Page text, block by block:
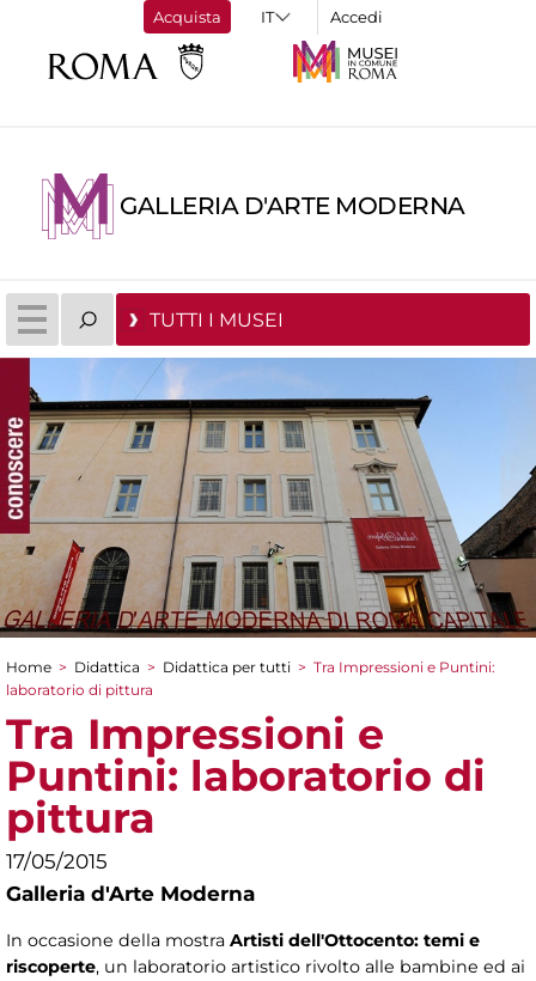
Acquista Accedi
GALLERIA D'ARTE MODERNA
TUTTI I MUSEI
Tu sei qui
Home > Didattica > Didattica per tutti > Tra Impressioni e Puntini:
laboratorio di pittura
Tra Impressioni e
Puntini: laboratorio di
pittura
17/05/2015
Galleria d'Arte Moderna
In occasione della mostra Artisti dell'Ottocento: temi e
riscoperte, un laboratorio artistico rivolto alle bambine ed ai